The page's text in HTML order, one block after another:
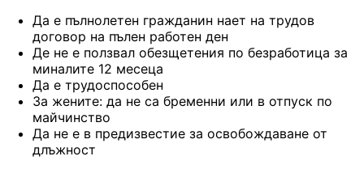
Да е пълнолетен гражданин нает на трудов
договор на пълен работен ден
Де не е ползвал обезщетения по безработица за
миналите 12 месеца
Да е трудоспособен
За жените: да не са бременни или в отпуск по
майчинство
Да не е в предизвестие за освобождаване от
длъжност